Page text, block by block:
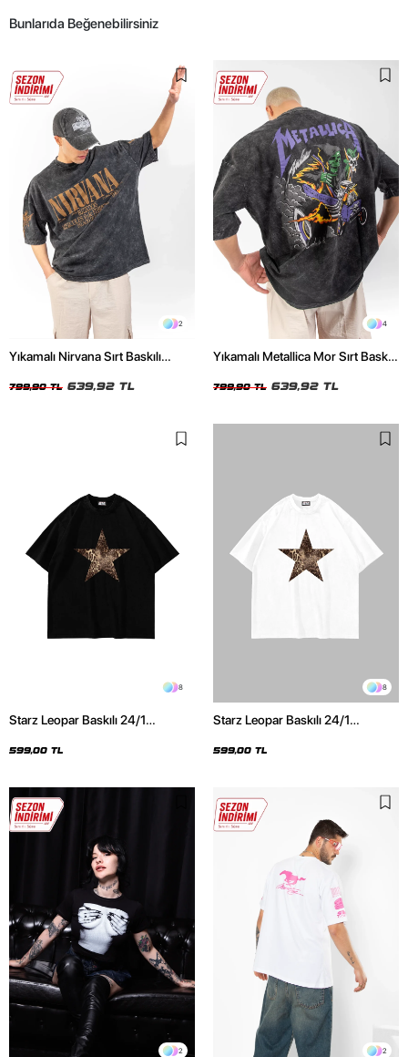
Bunlarıda Beğenebilirsiniz
2
Yıkamalı Nirvana Sırt Baskılı
799,90 TL 639,92 TL
4
Yıkamalı Metallica Mor Sırt Baskılı
799,90 TL 639,92 TL
8
Starz Leopar Baskılı 24/1
599,00 TL
8
Starz Leopar Baskılı 24/1
599,00 TL
2 2